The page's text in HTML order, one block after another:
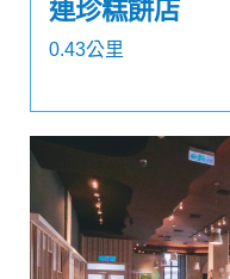
連珍糕餅店
0.43公里